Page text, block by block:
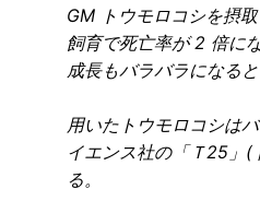
GM トウモロコシを摂
飼育で死亡率が 2 倍にな
成長もバラバラになる
用いたトウモロコシは
イエンス社の「Ｔ25」(
る。